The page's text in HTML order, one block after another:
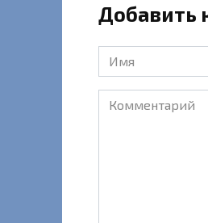
Добавить
Имя
*
Комментарий